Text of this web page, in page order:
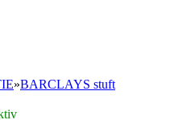
»BARCLAYS stuft